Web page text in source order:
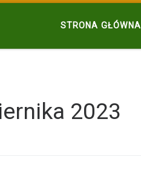
STRONA GŁÓWNA
2023